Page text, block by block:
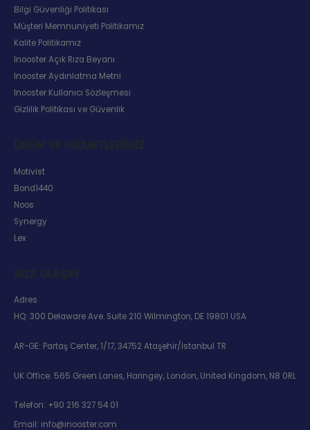
Bilgi Güvenliği Politikası
Müşteri Memnuniyeti Politikamız
Kalite Politikamız
Inooster Açık Rıza Beyanı
Inooster Aydınlatma Metni
Inooster Kullanıcı Sözleşmesi
Gizlilik Politikası ve Güvenlik
ÜRÜN VE HIZMETLERIMIZ
Motivist
Bond1440
Noos
Synergy
Lex
BIZE ULAŞIN
Adres
HQ: 300 Delaware Ave. Suite 210 Wilmington, DE 19801 USA
AR-GE: Partaş Center, 1/17, 34752 Ataşehir/İstanbul TR
UK Office: 565 Green Lanes, Haringey, London, United Kingdom, N8 0RL
Telefon: +90 216 327 54 01
Email: info@inooster.com